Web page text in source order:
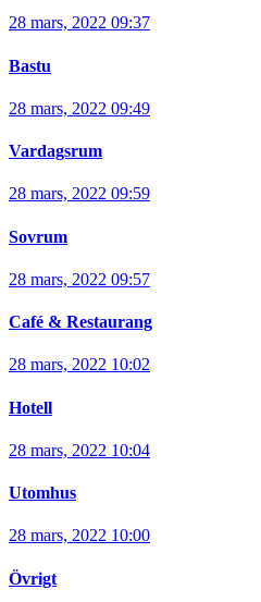
28 mars, 2022 09:37
Bastu
28 mars, 2022 09:49
Vardagsrum
28 mars, 2022 09:59
Sovrum
28 mars, 2022 09:57
Café & Restaurang
28 mars, 2022 10:02
Hotell
28 mars, 2022 10:04
Utomhus
28 mars, 2022 10:00
Övrigt